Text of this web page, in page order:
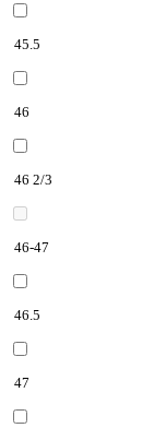
45.5
46
46 2/3
46-47
46.5
47